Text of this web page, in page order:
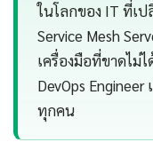
ในโลกของ IT ที่เป
Service Mesh
เครื่องมือที่ขาดไม่
DevOps Engineer
ทุกคน